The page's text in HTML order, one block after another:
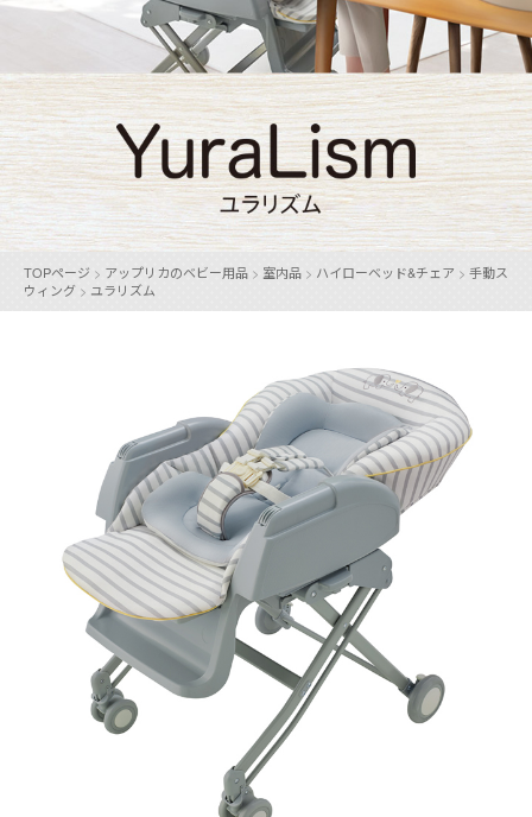
TOPページ > アップリカのベビー用品 > 室内品 > ハイローベッド&チェア > 手動ス
ウィング > ユラリズム